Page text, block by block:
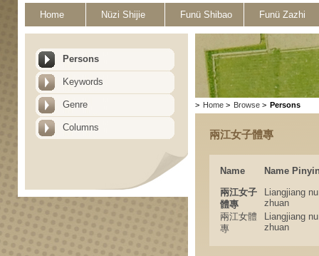
Home Nüzi Shijie Funü Shibao Funü Zazhi
Persons
Keywords
Genre
Columns
> Home > Browse > Persons
兩江女子體專
Name
Name
兩江女子
體專
Liangjiang
zhuan
兩江女體
專
Liangjiang
zhuan